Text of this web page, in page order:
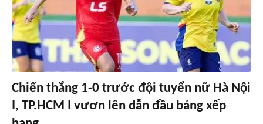
Chiến thắng 1-0 trước đội tuyển nữ Hà Nội
I, TP.HCM I vươn lên dẫn đầu bảng xếp